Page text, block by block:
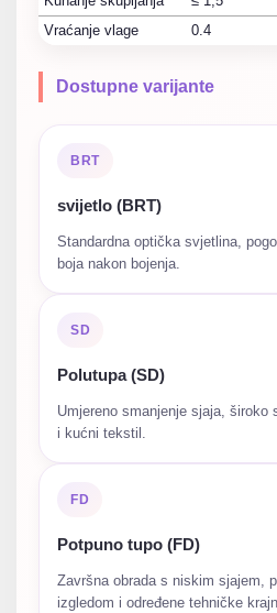
Vraćanje vlage
0.4
Dostupne varijante
BRT
svijetlo (BRT)
Standardna optička svjetlina,
boja nakon bojenja.
SD
Polutupa (SD)
Umjereno smanjenje sjaja, široko
i kućni tekstil.
FD
Potpuno tupo (FD)
Završna obrada s niskim sjajem,
izgledom i određene tehničke